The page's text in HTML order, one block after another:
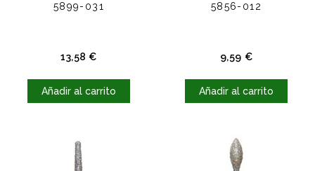
5899-031
13,58 €Precio
Añadir al carrito
5856-012
9,59 €Precio
Añadir al carrito